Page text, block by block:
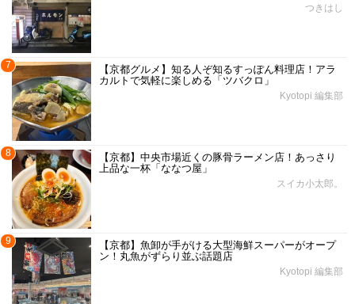
つきはし
7
【京都グルメ】知る人ぞ知るすっぽん料理店！アラ
カルトで気軽に楽しめる「ツバクロ」
Kyotopi 編集部
8
【京都】中央市場近くの豚骨ラーメン店！あっさり
上品な一杯「ななつ屋」
スイカ小太郎。
9
【京都】魚卸が手がける大型海鮮スーパーがオープ
ン！丸魚がずらり並ぶ話題店
Kyotopi 編集部